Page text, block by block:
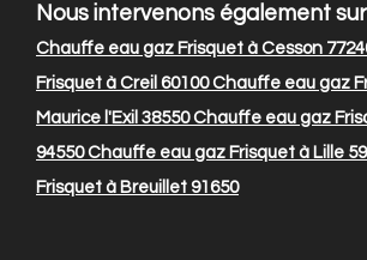
Nous intervenons également sur
Chauffe eau gaz Frisquet à Cesson
Frisquet à Creil 60100Chauffe eau gaz
Maurice l'Exil 38550Chauffe eau gaz
94550Chauffe eau gaz Frisquet à Lille
Frisquet à Breuillet 91650